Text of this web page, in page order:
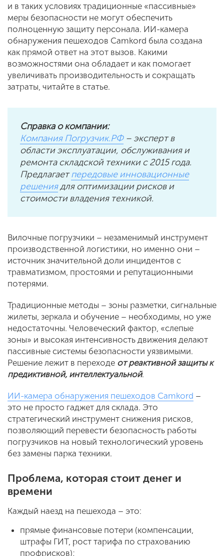
и в таких условиях традиционные «пассивные»
меры безопасности не могут обеспечить
полноценную защиту персонала. ИИ-камера
обнаружения пешеходов Camkord была создана
как прямой ответ на этот вызов. Какими
возможностями она обладает и как помогает
увеличивать производительность и сокращать
затраты, читайте в статье.
Справка о компании:
Компания Погрузчик.РФ– эксперт в
области эксплуатации, обслуживания и
ремонта складской техники с 2015 года.
Предлагаетпередовые инновационные
решениядля оптимизации рисков и
стоимости владения техникой.
Вилочные погрузчики – незаменимый инструмент
производственной логистики, но именно они –
источник значительной доли инцидентов с
травматизмом, простоями и репутационными
потерями.
Традиционные методы – зоны разметки, сигнальные
жилеты, зеркала и обучение – необходимы, но уже
недостаточны. Человеческий фактор, «слепые
зоны» и высокая интенсивность движения делают
пассивные системы безопасности уязвимыми.
Решение лежит в переходе от реактивной защиты к
предиктивной, интеллектуальной.
ИИ-камера обнаружения пешеходов Camkord –
это не просто гаджет для склада. Это
стратегический инструмент снижения рисков,
позволяющий перевести безопасность работы
погрузчиков на новый технологический уровень
без замены парка техники.
Проблема, которая стоит денег и
времени
Каждый наезд на пешехода – это:
прямые финансовые потери (компенсации,
штрафы ГИТ, рост тарифа по страхованию
профрисков);